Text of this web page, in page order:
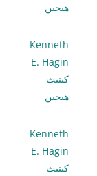
هيجين
Kenneth
E. Hagin
كينيث
هيجين
Kenneth
E. Hagin
كينيث